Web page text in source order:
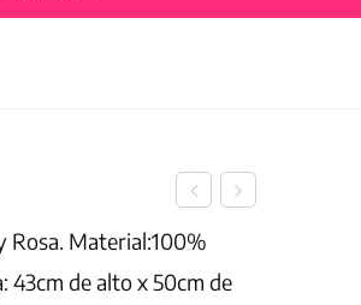
Rosa. Material:100%
43cm de alto x 50cm de